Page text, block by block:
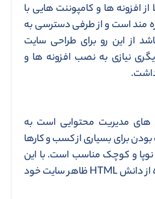
افزونه ها و کامپوننت هایی با
مند است و از طرفی دسترسی به
از این رو برای طراحی سایت
نیازی به نصب افزونه ها و
های مدیریت محتوایی است به
برای بسیاری از کسب و کارها
و کوچک مناسب است. با این
وجود میتوان با استفاده از دانش HTML ظاهر سایت خود